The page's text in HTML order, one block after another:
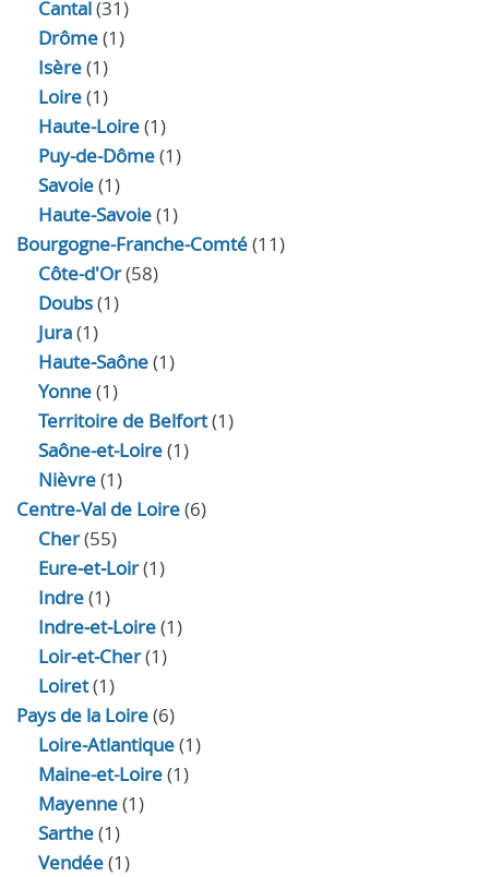
Cantal(31)
Drôme(1)
Isère(1)
Loire(1)
Haute-Loire(1)
Puy-de-Dôme(1)
Savoie(1)
Haute-Savoie(1)
Bourgogne-Franche-Comté(11)
Côte-d'Or(58)
Doubs(1)
Jura(1)
Haute‑Saône(1)
Yonne(1)
Territoire de Belfort(1)
Saône-et-Loire(1)
Nièvre(1)
Centre-Val de Loire(6)
Cher(55)
Eure‑et‑Loir(1)
Indre(1)
Indre‑et‑Loire(1)
Loir‑et‑Cher(1)
Loiret(1)
Pays de la Loire(6)
Loire-Atlantique(1)
Maine-et-Loire(1)
Mayenne(1)
Sarthe(1)
Vendée(1)